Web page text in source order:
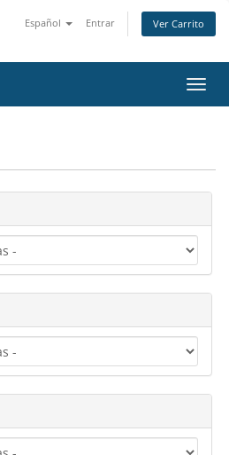
Español Entrar Ver Carrito